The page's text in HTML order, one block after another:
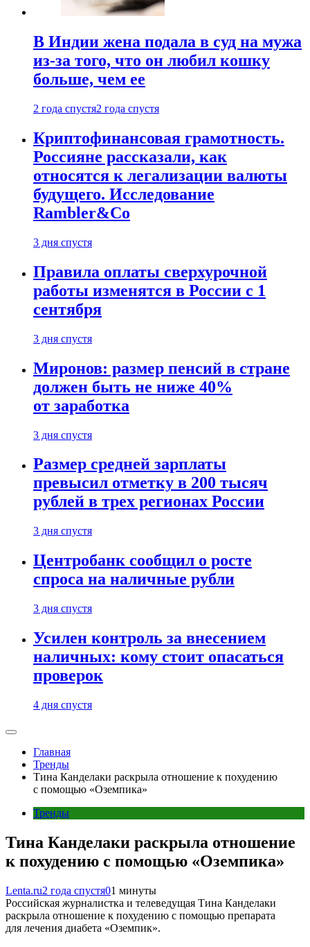
В Индии жена подала в суд на мужа
из-за того, что он любил кошку
больше, чем ее
2 года спустя2 года спустя
Криптофинансовая грамотность.
Россияне рассказали, как
относятся к легализации валюты
будущего. Исследование
Rambler&Co
3 дня спустя
Правила оплаты сверхурочной
работы изменятся в России с 1
сентября
3 дня спустя
Миронов: размер пенсий в стране
должен быть не ниже 40%
от заработка
3 дня спустя
Размер средней зарплаты
превысил отметку в 200 тысяч
рублей в трех регионах России
3 дня спустя
Центробанк сообщил о росте
спроса на наличные рубли
3 дня спустя
Усилен контроль за внесением
наличных: кому стоит опасаться
проверок
4 дня спустя
Главная
Тренды
Тина Канделаки раскрыла отношение к похудению
с помощью «Оземпика»
Тренды
Тина Канделаки раскрыла отношение
к похудению с помощью «Оземпика»
Lenta.ru2 года спустя01 минуты
Российская журналистка и телеведущая Тина Канделаки
раскрыла отношение к похудению с помощью препарата
для лечения диабета «Оземпик».